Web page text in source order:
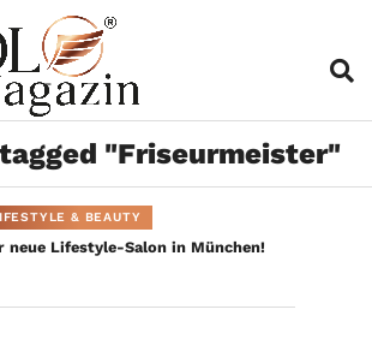
"Friseurmeister"
& BEAUTY
neue Lifestyle-Salon in München!